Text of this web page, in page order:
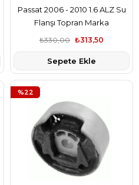
Passat 2006 - 2010 1.6 ALZ Su
Flanşı Topran Marka
₺313,50
₺330,00
Sepete Ekle
%22